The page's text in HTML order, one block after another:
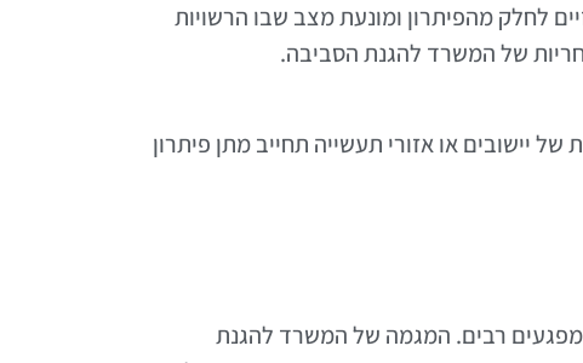
גם את מוסדות התכנון המחוזיים לחלק מהפיתרון ומונעת מצב שבו הרשויות
של המשרד להגנת הסביבה.
של יישובים או אזורי תעשייה תחייב מתן פיתרון
מפגעים רבים. המגמה של המשרד להגנת